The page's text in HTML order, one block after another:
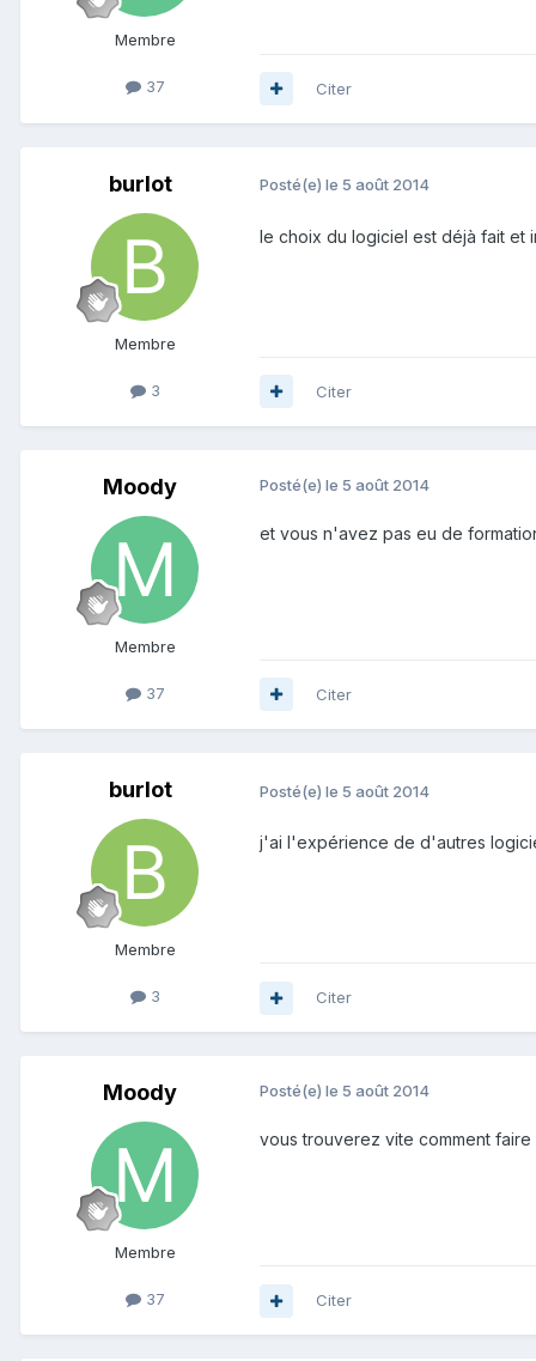
Membre
37 Citer
burlot
Membre
3
Posté(e) le 5 août 2014
le choix du logiciel est déjà fait et
Citer
Moody
Membre
37
Posté(e) le 5 août 2014
et vous n'avez pas eu de
Citer
burlot
Membre
3
Posté(e) le 5 août 2014
j'ai l'expérience de d'autres
Citer
Moody
Membre
37
Posté(e) le 5 août 2014
vous trouverez vite comment faire
Citer